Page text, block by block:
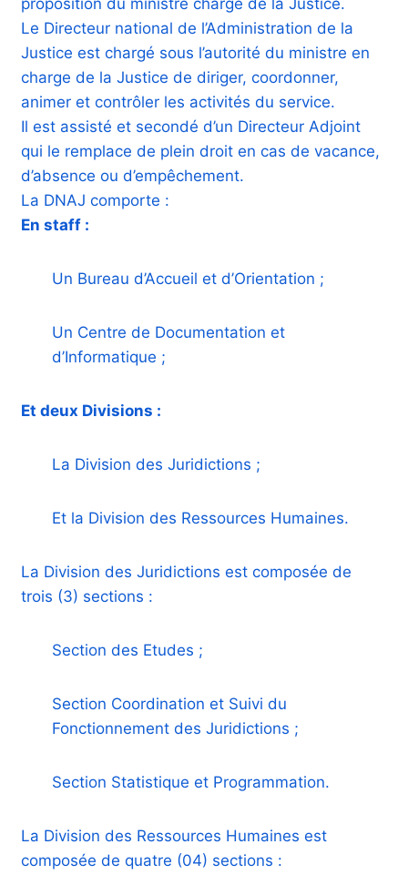
Le Directeur national de l’Administration de la
Justice est chargé sous l’autorité du ministre en
charge de la Justice de diriger, coordonner,
animer et contrôler les activités du service.
Il est assisté et secondé d’un Directeur Adjoint
qui le remplace de plein droit en cas de vacance,
d’absence ou d’empêchement.
La DNAJ comporte :
En staff :
Un Bureau d’Accueil et d’Orientation ;
Un Centre de Documentation et
d’Informatique ;
Et deux Divisions :
La Division des Juridictions ;
Et la Division des Ressources Humaines.
La Division des Juridictions est composée de
trois (3) sections :
Section des Etudes ;
Section Coordination et Suivi du
Fonctionnement des Juridictions ;
Section Statistique et Programmation.
La Division des Ressources Humaines est
composée de quatre (04) sections :